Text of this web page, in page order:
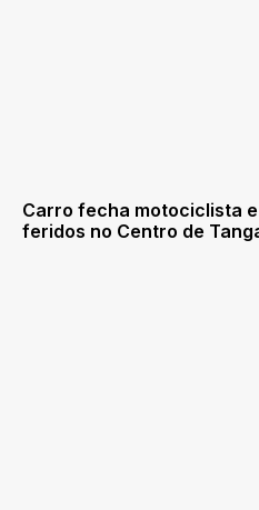
Carro fecha motociclista
feridos no Centro de